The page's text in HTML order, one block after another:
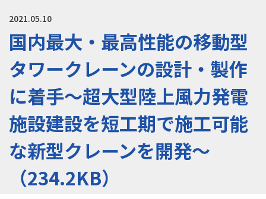
2021.05.10
国内最大・最高性能の移動型
タワークレーンの設計・製作
に着手～超大型陸上風力発電
施設建設を短工期で施工可能
な新型クレーンを開発～
（234.2KB）